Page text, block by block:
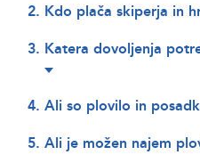
Kdo plača skiperja in
Katera dovoljenja
Ali so plovilo in
Ali je možen najem